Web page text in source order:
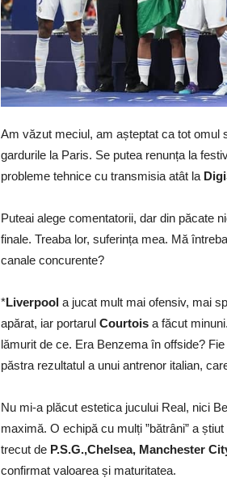
Am văzut meciul, am așteptat ca tot omul
gardurile la Paris. Se putea renunța la
probleme tehnice cu transmisia atât la
Puteai alege comentatorii, dar din păcate
finale. Treaba lor, suferința mea. Mă
canale concurente?
*Liverpool a jucat mult mai ofensiv, mai
apărat, iar portarul Courtois a făcut
lămurit de ce. Era Benzema în offside?
păstra rezultatul a unui antrenor italian,
Nu mi-a plăcut estetica jucului Real, nici
maximă. O echipă cu mulți ”bătrâni” a
trecut de P.S.G.,Chelsea, Manchester
confirmat valoarea și maturitatea.